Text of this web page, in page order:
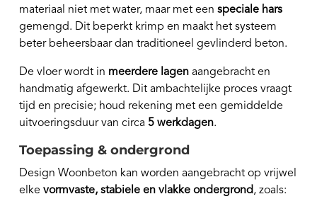
materiaal niet met water, maar met eenspeciale hars
gemengd. Dit beperkt krimp en maakt het systeem
beter beheersbaar dan traditioneel gevlinderd beton.
De vloer wordt in meerdere lagen aangebracht en
handmatig afgewerkt. Dit ambachtelijke proces vraagt
tijd en precisie; houd rekening met een gemiddelde
uitvoeringsduur van circa5 werkdagen.
Toepassing & ondergrond
Design Woonbeton kan worden aangebracht op vrijwel
elkevormvaste, stabiele en vlakke ondergrond, zoals: